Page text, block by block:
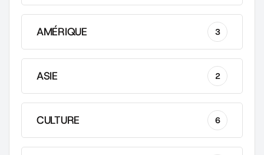
AMÉRIQUE 3
ASIE 2
CULTURE 6